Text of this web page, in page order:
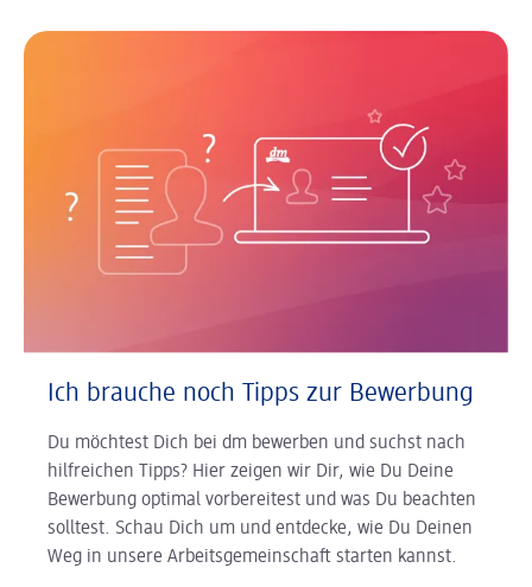
Ich brauche noch Tipps zur Bewerbung
Du möchtest Dich bei dm bewerben und suchst nach
hilfreichen Tipps? Hier zeigen wir Dir, wie Du Deine
Bewerbung optimal vorbereitest und was Du beachten
solltest. Schau Dich um und entdecke, wie Du Deinen
Weg in unsere Arbeitsgemeinschaft starten kannst.